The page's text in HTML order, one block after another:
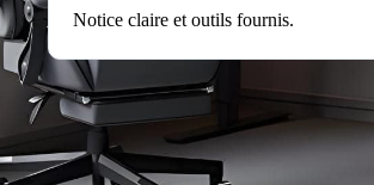
Notice claire et outils fournis.